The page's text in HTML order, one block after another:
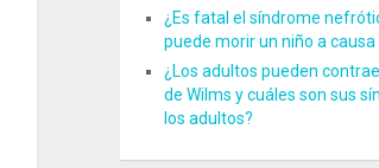
¿Es fatal el síndrome
puede morir un niño a causa
¿Los adultos pueden
de Wilms y cuáles son sus
los adultos?